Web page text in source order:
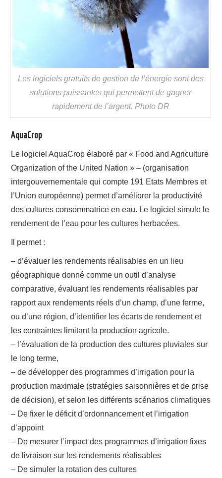
Les logiciels gratuits de gestion de l’énergie sont des
solutions puissantes qui permettent de gagner
rapidement de l’argent. Photo DR
AquaCrop
Le logiciel AquaCrop élaboré par « Food and Agriculture
Organization of the United Nation » – (organisation
intergouvernementale qui compte 191 Etats Membres et
l’Union européenne) permet d’améliorer la productivité
des cultures consommatrice en eau. Le logiciel simule le
rendement de l’eau pour les cultures herbacées.
Il permet :
– d’évaluer les rendements réalisables en un lieu
géographique donné comme un outil d’analyse
comparative, évaluant les rendements réalisables par
rapport aux rendements réels d’un champ, d’une ferme,
ou d’une région, d’identifier les écarts de rendement et
les contraintes limitant la production agricole.
– l’évaluation de la production des cultures pluviales sur
le long terme,
– de développer des programmes d’irrigation pour la
production maximale (stratégies saisonnières et de prise
de décision), et selon les différents scénarios climatiques
– De fixer le déficit d’ordonnancement et l’irrigation
d’appoint
– De mesurer l’impact des programmes d’irrigation fixes
de livraison sur les rendements réalisables
– De simuler la rotation des cultures